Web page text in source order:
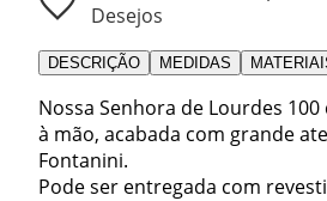
Desejos
DESCRIÇÃO MEDIDAS
Nossa Senhora de Lourdes
à mão, acabada com grande
Fontanini.
Pode ser entregada com